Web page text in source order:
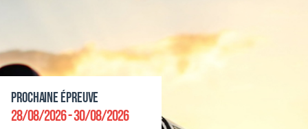
Prochaine épreuve
28/08/2026 - 30/08/2026